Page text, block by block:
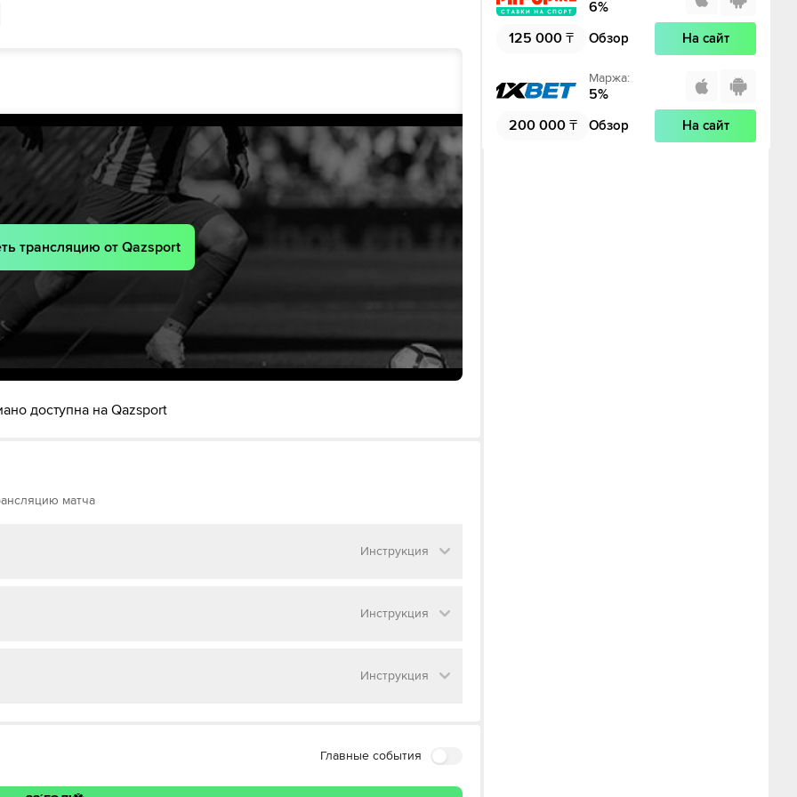
80´
Себастьян Каверо
Ademar Robles
80´
Ray Sandoval
Алехандро Хохберг
Клаудио Нуньес
88´
Карлос Гарсес
90´+7
трансляцию от Qazsport
доступна на Qazsport
матча
Инструкция
Инструкция
Инструкция
Главные события
125 000 ₸
6%
Обзор На сайт
200 000 ₸
Маржа:
5%
Обзор На сайт